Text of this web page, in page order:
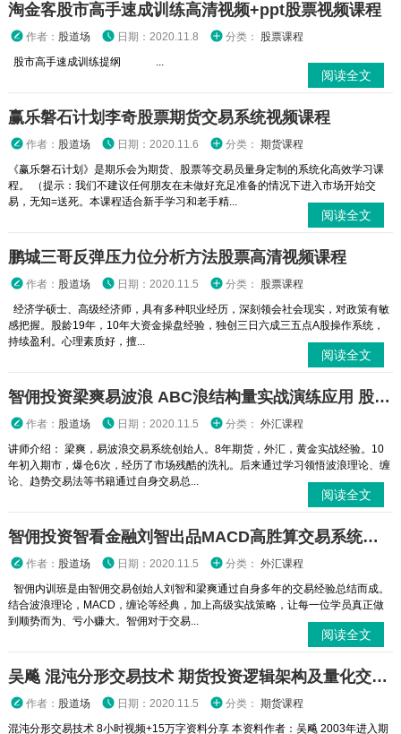
淘金客股市高手速成训练高清视频+ppt股票视频课程
作者： 股道场 日期：2020.11.8 分类： 股票课程
股市高手速成训练提纲 ...
阅读全文
赢乐磐石计划李奇股票期货交易系统视频课程
作者： 股道场 日期：2020.11.6 分类： 期货课程
《赢乐磐石计划》是期乐会为期货、股票等交易员量身定制的系统化高效学习课
程。 （提示：我们不建议任何朋友在未做好充足准备的情况下进入市场开始交
易，无知=送死。本课程适合新手学习和老手精...
阅读全文
鹏城三哥反弹压力位分析方法股票高清视频课程
作者： 股道场 日期：2020.11.5 分类： 股票课程
经济学硕士、高级经济师，具有多种职业经历，深刻领会社会现实，对政策有敏
感把握。股龄19年，10年大资金操盘经验，独创三日六成三五点A股操作系统，
持续盈利。心理素质好，擅...
阅读全文
智佣投资梁爽易波浪 ABC浪结构量实战演练应用 股票期货外汇内部培训视频课程
作者： 股道场 日期：2020.11.5 分类： 外汇课程
讲师介绍： 梁爽，易波浪交易系统创始人。8年期货，外汇，黄金实战经验。10
年初入期市，爆仓6次，经历了市场残酷的洗礼。后来通过学习领悟波浪理论、缠
论、趋势交易法等书籍通过自身交易总...
阅读全文
智佣投资智看金融刘智出品MACD高胜算交易系统搭建系列课
作者： 股道场 日期：2020.11.5 分类： 外汇课程
智佣内训班是由智佣交易创始人刘智和梁爽通过自身多年的交易经验总结而成。
结合波浪理论，MACD，缠论等经典，加上高级实战策略，让每一位学员真正做
到顺势而为、亏小赚大。智佣对于交易...
阅读全文
吴飚 混沌分形交易技术 期货投资逻辑架构及量化交易内部培训视频课程 赠资料
作者： 股道场 日期：2020.11.5 分类： 期货课程
混沌分形交易技术 8小时视频+15万字资料分享 本资料作者：吴飚 2003年进入期